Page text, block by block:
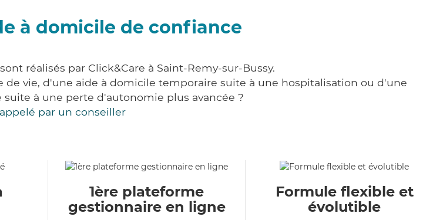
à domicile de confiance
réalisés par Click&Care à Saint-Remy-sur-Bussy.
vie, d'une aide à domicile temporaire suite à une hospitalisation ou d'une
à une perte d'autonomie plus avancée ?
par un conseiller
1ère plateforme
gestionnaire en ligne
Formule flexible et
évolutible